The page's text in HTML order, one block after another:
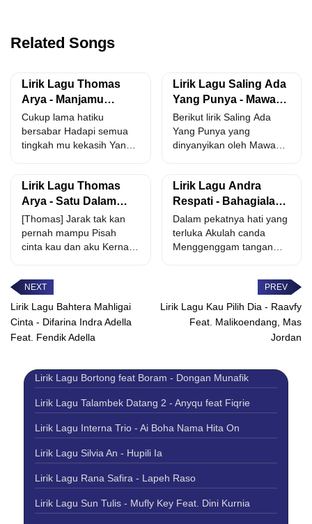
Related Songs
Lirik Lagu Thomas
Arya - Manjamu
Berobah Benci
Cukup lama hatiku
bersabar Hadapi semua
tingkah mu kekasih Yang
Lirik Lagu Saling Ada
Yang Punya - Mawan
Pedeng Feat Sonia
Berikut lirik Saling Ada
Yang Punya yang
dinyanyikan oleh Mawan
Lirik Lagu Thomas
Arya - Satu Dalam
Cinta feat. Elsa
Pitaloka
[Thomas] Jarak tak kan
pernah mampu Pisah
cinta kau dan aku Kerna
Lirik Lagu Andra
Respati - Bahagialah
Dengan Pilihanmu
Dalam pekatnya hati yang
terluka Akulah canda
Menggenggam tanganmu
Lirik Lagu Bahtera Mahligai
Cinta - Difarina Indra Adella
Feat. Fendik Adella
Lirik Lagu Kau Pilih Dia - Raavfy
Feat. Malikoendang, Mas
Jordan
Lirik Lagu Bortong feat Boram - Dongan Munafik
Lirik Lagu Talambek Datang 2 - Anyqu feat Fiqrie
Lirik Lagu Interna Trio - Ai Boha Nama Hita On
Lirik Lagu Silvia An - Hupili Ia
Lirik Lagu Rana Safira - Lapeh Raso
Lirik Lagu Sun Tulis - Mufly Key Feat. Dini Kurnia